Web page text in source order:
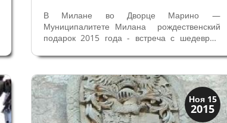
В Милане во Дворце Марино —
Муниципалитете Милана рождественский
подарок 2015 года - встреча с шедевром
пастухов. Такая бесплатная выставка на
период новогодник праздников становится
хорошей традицией в Милане. Она
проводится с...
Ноя 15
2015
Верона
Веронцы